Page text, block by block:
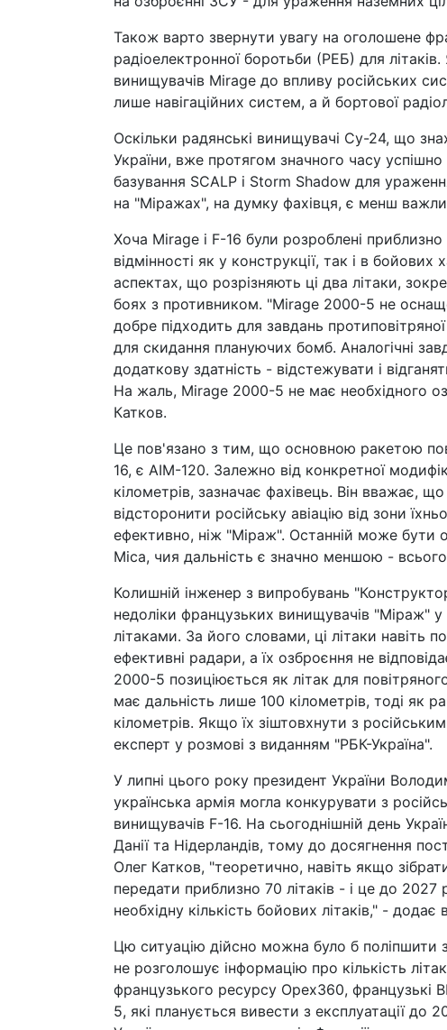
Також варто звернути увагу на оголошене
радіоелектронної боротьби (РЕБ) для
винищувачів Mirage до впливу російських
лише навігаційних систем, а й бортової
Оскільки радянські винищувачі Су-24, що
України, вже протягом значного часу
базування SCALP і Storm Shadow для
на "Міражах", на думку фахівця, є менш
Хоча Mirage і F-16 були розроблені
відмінності як у конструкції, так і в
аспектах, що розрізняють ці два літаки,
боях з противником. "Mirage 2000-5 не
добре підходить для завдань
для скидання плануючих бомб. Аналогічні
додаткову здатність - відстежувати і
На жаль, Mirage 2000-5 не має необхідного
Катков.
Це пов'язано з тим, що основною ракетою
16, є AIM-120. Залежно від конкретної
кілометрів, зазначає фахівець. Він вважає,
відсторонити російську авіацію від зони
ефективно, ніж "Міраж". Останній може бути
Mica, чия дальність є значно меншою -
Колишній інженер з випробувань
недоліки французьких винищувачів "Міраж"
літаками. За його словами, ці літаки
ефективні радари, а їх озброєння не
2000-5 позиціюється як літак для
має дальність лише 100 кілометрів, тоді як
кілометрів. Якщо їх зіштовхнути з
експерт у розмові з виданням "РБК-Україна".
У липні цього року президент України
українська армія могла конкурувати з
винищувачів F-16. На сьогоднішній день
Данії та Нідерландів, тому до досягнення
Олег Катков, "теоретично, навіть якщо
передати приблизно 70 літаків - і це до 2027
необхідну кількість бойових літаків," - додає
Цю ситуацію дійсно можна було б поліпшити
не розголошує інформацію про кількість
французького ресурсу Opex360, французькі
5, які планується вивести з експлуатації до